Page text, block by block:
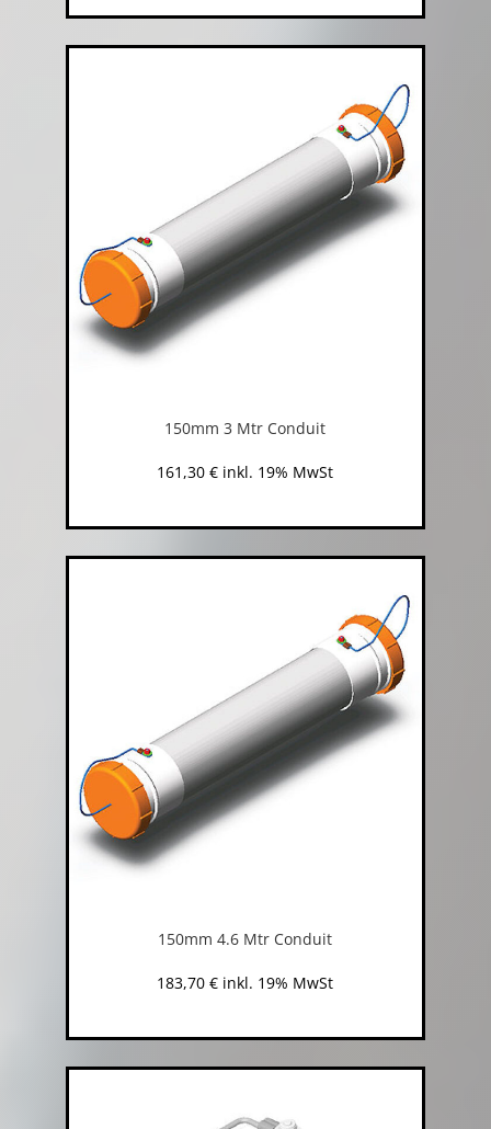
150mm 3 Mtr Conduit
161,30€ inkl. 19% MwSt
150mm 4.6 Mtr Conduit
183,70€ inkl. 19% MwSt